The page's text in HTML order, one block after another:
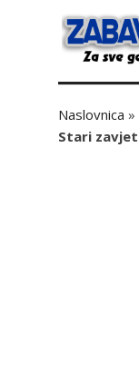
Naslovnica »
Stari zavjet